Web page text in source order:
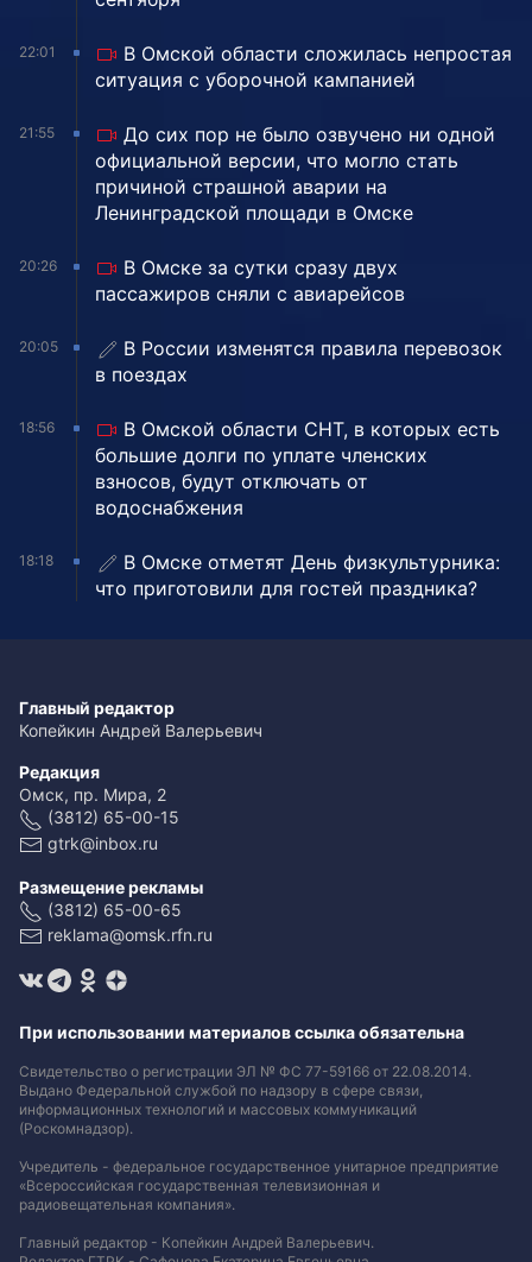
22:01
В Омской области сложилась непростая
ситуация с уборочной кампанией
21:55
До сих пор не было озвучено ни одной
официальной версии, что могло стать
причиной страшной аварии на
Ленинградской площади в Омске
20:26
В Омске за сутки сразу двух
пассажиров сняли с авиарейсов
20:05
В России изменятся правила перевозок
в поездах
18:56
В Омской области СНТ, в которых есть
большие долги по уплате членских
взносов, будут отключать от
водоснабжения
18:18
В Омске отметят День физкультурника:
что приготовили для гостей праздника?
Главный редактор
Копейкин Андрей Валерьевич
Редакция
Омск, пр. Мира, 2
(3812) 65-00-15
gtrk@inbox.ru
Размещение рекламы
(3812) 65-00-65
reklama@omsk.rfn.ru
При использовании материалов ссылка обязательна
Свидетельство о регистрации ЭЛ № ФС 77-59166 от 22.08.2014.
Выдано Федеральной службой по надзору в сфере связи,
информационных технологий и массовых коммуникаций
(Роскомнадзор).
Учредитель - федеральное государственное унитарное предприятие
«Всероссийская государственная телевизионная и
радиовещательная компания».
Главный редактор - Копейкин Андрей Валерьевич.